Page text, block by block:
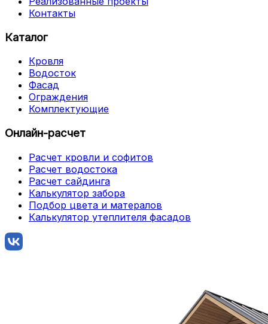
Контакты
Каталог
Кровля
Водосток
Фасад
Ограждения
Комплектующие
Онлайн-расчет
Расчет кровли и софитов
Расчет водостока
Расчет сайдинга
Калькулятор забора
Подбор цвета и матералов
Калькулятор утеплителя фасадов